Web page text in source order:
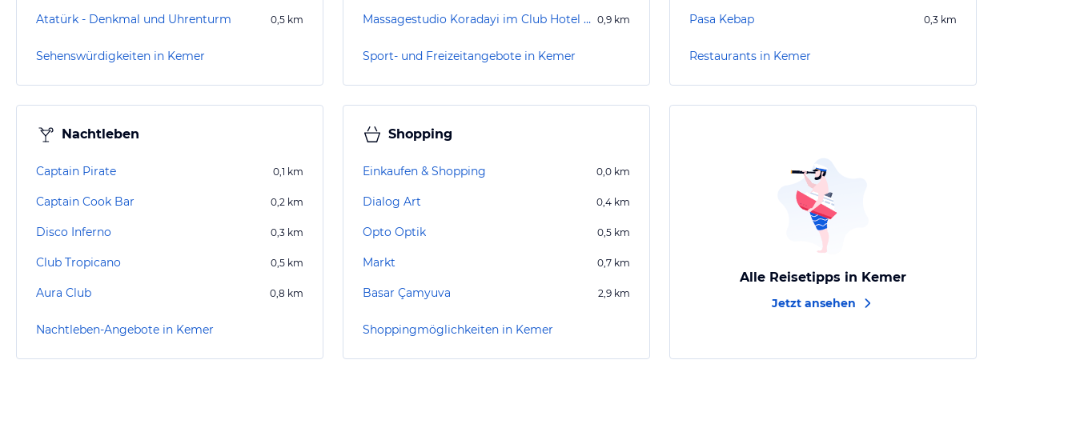
Atatürk - Denkmal und Uhrenturm 0,5 km
Sehenswürdigkeiten in Kemer
Massagestudio Koradayi im Club Hotel Mira 0,9 km
Sport- und Freizeitangebote in Kemer
Pasa Kebap 0,3 km
Restaurants in Kemer
Nachtleben
Captain Pirate 0,1 km
Captain Cook Bar 0,2 km
Disco Inferno 0,3 km
Club Tropicano 0,5 km
Aura Club 0,8 km
Nachtleben-Angebote in Kemer
Shopping
Einkaufen & Shopping 0,0 km
Dialog Art 0,4 km
Opto Optik 0,5 km
Markt 0,7 km
Basar Çamyuva 2,9 km
Shoppingmöglichkeiten in Kemer
Alle Reisetipps in Kemer
Jetzt ansehen